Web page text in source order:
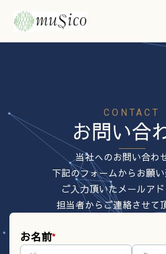
CONTACT
お問い合
当社へのお問い合わ
下記のフォームからお願い
ご入力頂いたメールア
担当者からご連絡させて
お名前*